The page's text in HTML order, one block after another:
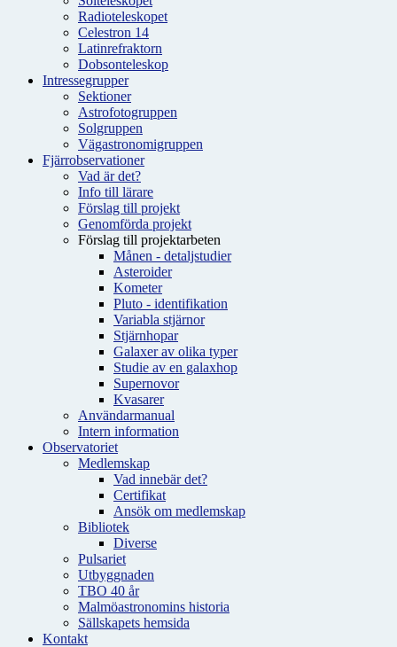
Radioteleskopet
Celestron 14
Latinrefraktorn
Dobsonteleskop
Intressegrupper
Sektioner
Astrofotogruppen
Solgruppen
Vägastronomigruppen
Fjärrobservationer
Vad är det?
Info till lärare
Förslag till projekt
Genomförda projekt
Förslag till projektarbeten
Månen - detaljstudier
Asteroider
Kometer
Pluto - identifikation
Variabla stjärnor
Stjärnhopar
Galaxer av olika typer
Studie av en galaxhop
Supernovor
Kvasarer
Användarmanual
Intern information
Observatoriet
Medlemskap
Vad innebär det?
Certifikat
Ansök om medlemskap
Bibliotek
Diverse
Pulsariet
Utbyggnaden
TBO 40 år
Malmöastronomins historia
Sällskapets hemsida
Kontakt